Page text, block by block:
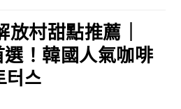
村甜點推薦｜
！韓國人氣咖啡
스